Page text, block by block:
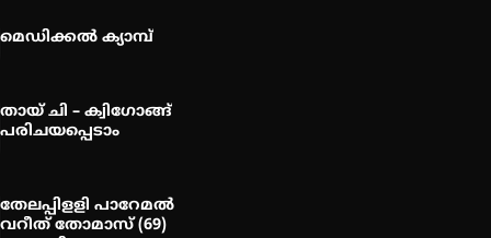
മെഡിക്കൽ ക്യാമ്പ്
തായ് ചി – ക്വിഗോങ്ങ്
പരിചയപ്പെടാം
തേലപ്പിളളി പാറേമൽ
വറീത് തോമാസ് (69)